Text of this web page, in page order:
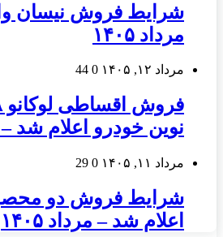
شرایط فروش نیسان
مرداد ۱۴۰۵
مرداد ۱۲, ۱۴۰۵ 0
44
نوین خودرو اعلام شد –
مرداد ۱۱, ۱۴۰۵ 0
29
شرایط فروش دو
اعلام شد – مرداد ۱۴۰۵